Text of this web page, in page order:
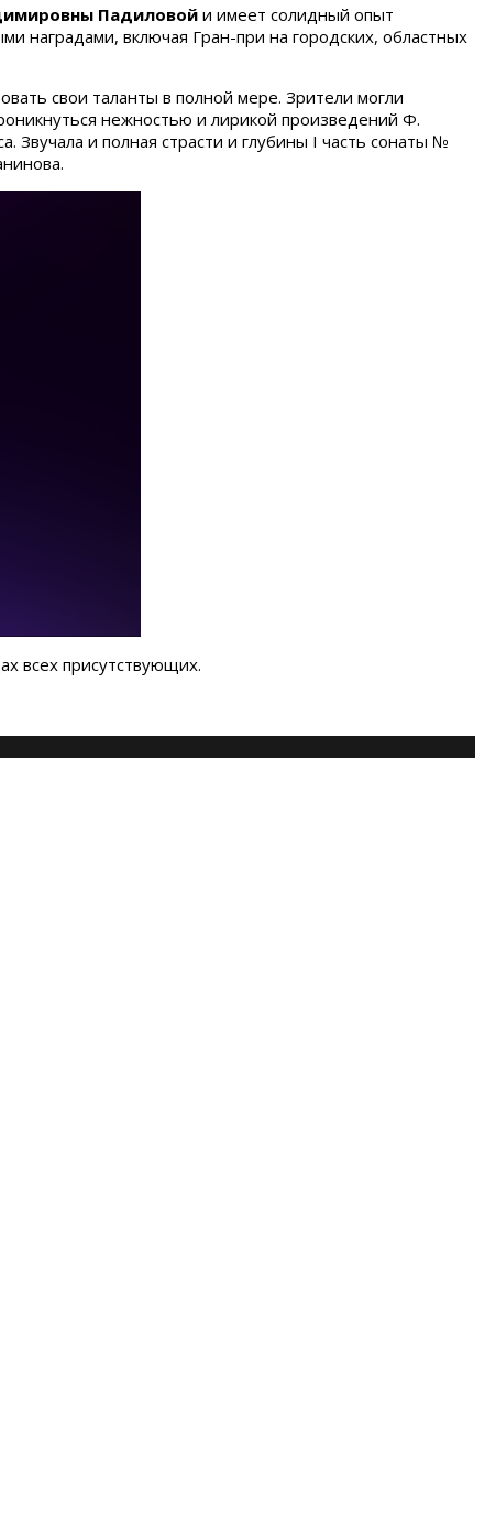
Падиловойи имеет солидный опыт
наградами, включая Гран-при на городских, областных
свои таланты в полной мере. Зрители могли
нежностью и лирикой произведений Ф.
и полная страсти и глубины I часть сонаты №
всех присутствующих.